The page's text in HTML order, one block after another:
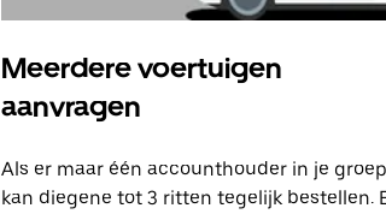
Meerdere voertuigen
aanvragen
Als er maar één accounthouder in je
kan diegene tot 3 ritten tegelijk bestellen.